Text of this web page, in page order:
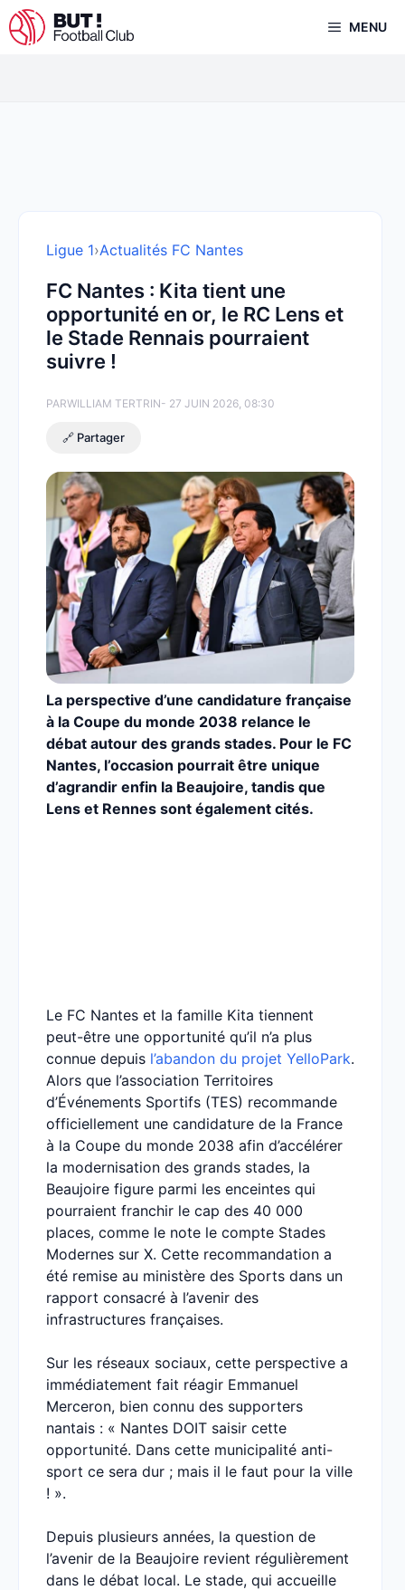
Aller
au
MENU
Ligue 1›Actualités FC Nantes
FC Nantes : Kita tient une
opportunité en or, le RC Lens et
le Stade Rennais pourraient
suivre !
PARWILLIAM TERTRIN- 27 JUIN 2026, 08:30
🔗 Partager
La perspective d’une candidature française
à la Coupe du monde 2038 relance le
débat autour des grands stades. Pour le FC
Nantes, l’occasion pourrait être unique
d’agrandir enfin la Beaujoire, tandis que
Lens et Rennes sont également cités.
Le FC Nantes et la famille Kita tiennent
peut-être une opportunité qu’il n’a plus
connue depuis l’abandon du projet YelloPark.
Alors que l’association Territoires
d’Événements Sportifs (TES) recommande
officiellement une candidature de la France
à la Coupe du monde 2038 afin d’accélérer
la modernisation des grands stades, la
Beaujoire figure parmi les enceintes qui
pourraient franchir le cap des 40 000
places, comme le note le compte Stades
Modernes sur X. Cette recommandation a
été remise au ministère des Sports dans un
rapport consacré à l’avenir des
infrastructures françaises.
Sur les réseaux sociaux, cette perspective a
immédiatement fait réagir Emmanuel
Merceron, bien connu des supporters
nantais : « Nantes DOIT saisir cette
opportunité. Dans cette municipalité anti-
sport ce sera dur ; mais il le faut pour la ville
! ».
Depuis plusieurs années, la question de
l’avenir de la Beaujoire revient régulièrement
dans le débat local. Le stade, qui accueille